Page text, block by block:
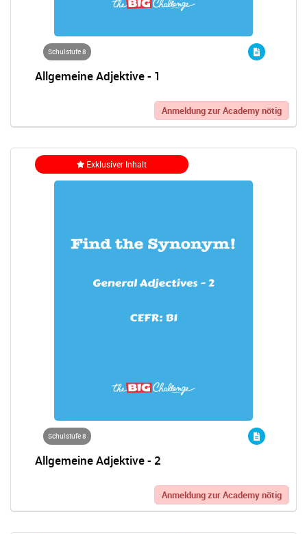
Schulstufe 8
Allgemeine Adjektive - 1
Anmeldung zur Academy nötig
Exklusiver Inhalt
Schulstufe 8
Allgemeine Adjektive - 2
Anmeldung zur Academy nötig